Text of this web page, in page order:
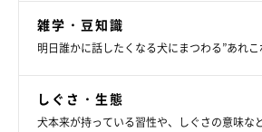
雑学・豆知識
明日誰かに話したくなる犬にまつわる”あれこ
しぐさ・生態
犬本来が持っている習性や、しぐさの意味な